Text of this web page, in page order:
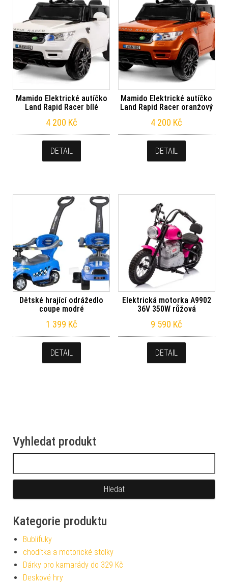
Mamido Elektrické autíčko
Land Rapid Racer bílé
4 200 Kč
DETAIL
Mamido Elektrické autíčko
Land Rapid Racer oranžový
4 200 Kč
DETAIL
Dětské hrající odrážedlo
coupe modré
1 399 Kč
DETAIL
Elektrická motorka A9902
36V 350W růžová
9 590 Kč
DETAIL
Vyhledat produkt
Kategorie produktu
Bublifuky
chodítka a motorické stolky
Dárky pro kamarády do 329 Kč
Deskové hry